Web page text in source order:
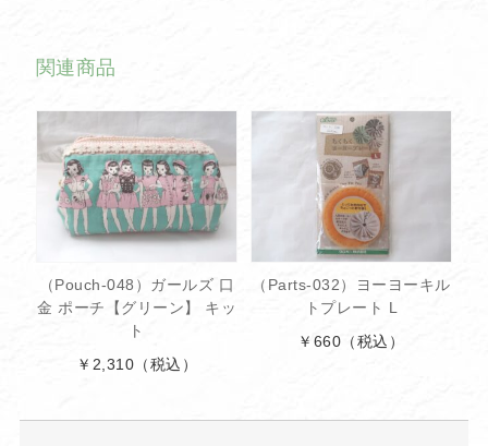
関連商品
（Pouch-048）ガールズ 口
金 ポーチ【グリーン】 キッ
ト
￥2,310 （税込）
（Parts-032）ヨーヨーキル
トプレート L
￥660 （税込）